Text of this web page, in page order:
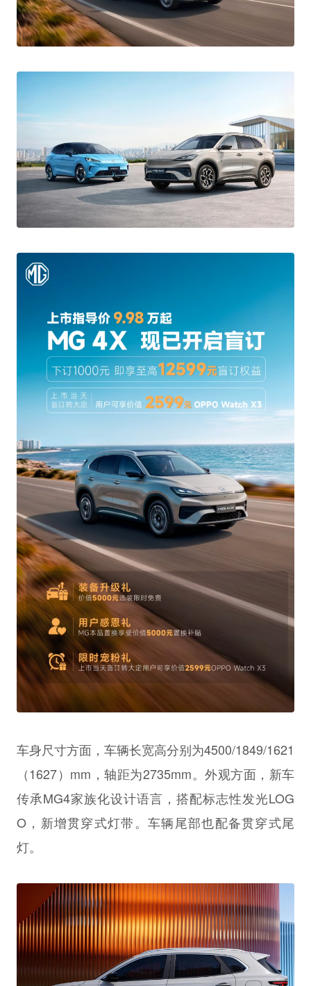
车身尺寸方面，车辆长宽高分别为4500/1849/1621
（1627）mm，轴距为2735mm。外观方面，新车
传承MG4家族化设计语言，搭配标志性发光LOG
O，新增贯穿式灯带。车辆尾部也配备贯穿式尾
灯。